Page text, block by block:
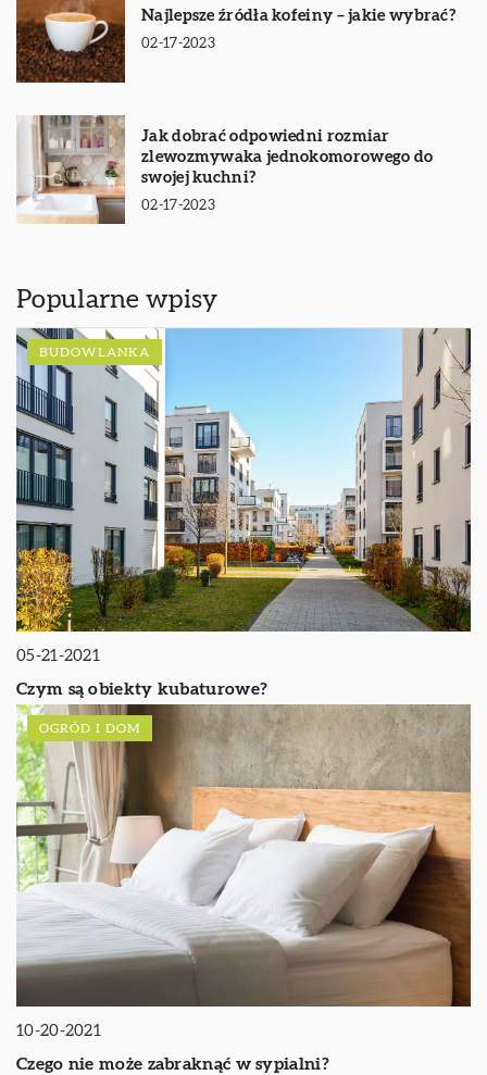
Najlepsze źródła kofeiny – jakie wybrać?
02-17-2023
Jak dobrać odpowiedni rozmiar
zlewozmywaka jednokomorowego do
swojej kuchni?
02-17-2023
Popularne wpisy
BUDOWLANKA
05-21-2021
Czym są obiekty kubaturowe?
OGRÓD I DOM
10-20-2021
Czego nie może zabraknąć w sypialni?